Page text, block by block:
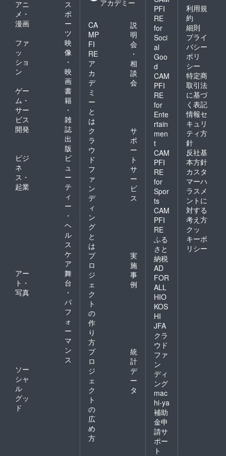
アニ
メ・
漫画
ス
ポ
ー
ツ
ファ
ッ
ショ
ン
映
像
・
映
画
ゲー
ム・
サー
ビス
開発
書
籍
・
雑
誌
出
版
ビジ
ネ
ス・
起業
ビ
ュ
ー
テ
ィ
ー
・
ヘ
ル
ス
ケ
ア
アー
ト・
写真
舞
台
・
パ
フ
ォ
ー
マ
ン
ス
ソー
シャ
ル
グッ
ド
アカデミー
CA
MP
FI
RE
ア
カ
デ
ミ
ー
と
は
説
明
会
・
相
談
会
ク
ラ
ウ
ド
フ
ァ
ン
デ
ィ
ン
グ
と
は
サ
ポ
ー
ト
サ
ー
ビ
ス
プ
ロ
ジ
ェ
ク
ト
の
作
り
方
実
施
事
例
プ
ロ
ジ
ェ
ク
ト
の
広
め
方
統
計
デ
ー
タ
PFI
RE
for
Soci
al
Goo
d
CAM
PFI
RE
for
Ente
rtain
men
t
CAM
PFI
RE
for
Spor
ts
CAM
PFI
RE
ふる
さと
納税
AD
FOR
ALL
HIO
KOS
HI
JFA
クラ
ウド
ファ
ン
ディ
ング
mac
hi-ya
補助
金申
請サ
ポー
ト
利用規
約
細則
プライ
バシー
ポリ
シー
特定商
取引法
に基づ
く表記
情報セ
キュリ
ティ方
針
反社基
本方針
カスタ
マーハ
ラスメ
ントに
対する
考え方
クッ
キーポ
リシー